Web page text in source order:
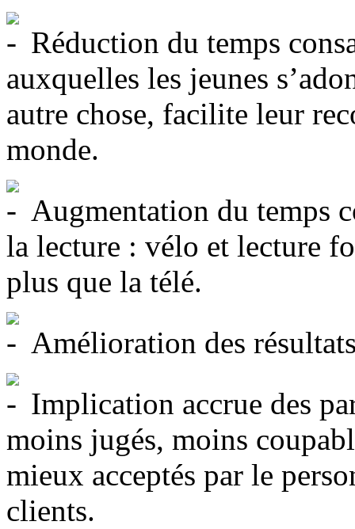
Réduction du temps
auxquelles les jeunes
autre chose, facilite leur
monde.
Augmentation du temps
la lecture : vélo et lecture
plus que la télé.
Amélioration des
Implication accrue des
moins jugés, moins
mieux acceptés par le
clients.